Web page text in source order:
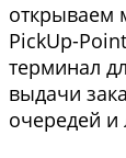
открываем
PickUp-
терминал
выдачи
очередей